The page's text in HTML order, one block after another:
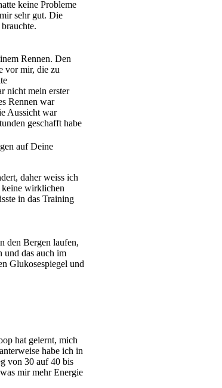
keine Probleme
sehr gut. Die
Rennen. Den
vor mir, die zu
nicht mein erster
Rennen war
Aussicht war
geschafft habe
auf Deine
daher weiss ich
keine wirklichen
in das Training
den Bergen laufen,
und das auch im
Glukosespiegel und
hat gelernt, mich
habe ich in
von 30 auf 40 bis
mir mehr Energie